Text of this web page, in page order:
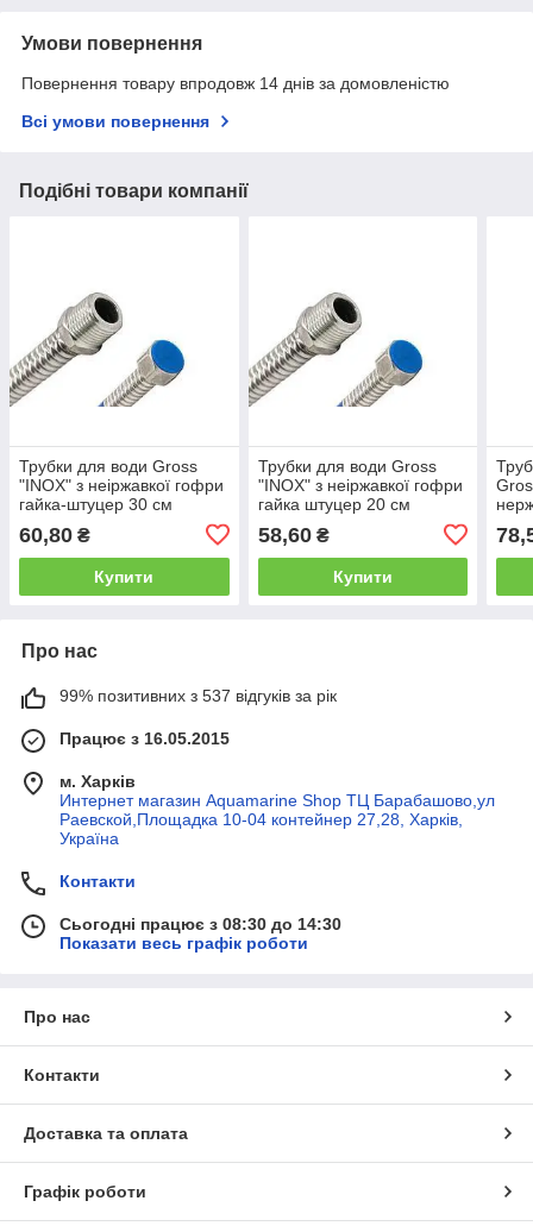
Умови повернення
Повернення товару впродовж 14 днів за домовленістю
Всі умови повернення
Подібні товари компанії
Трубки для води Gross
"INOX" з неіржавкої гофри
гайка-штуцер 30 см
60,80 ₴
Купити
Трубки для води Gross
"INOX" з неіржавкої гофри
гайка штуцер 20 см
58,60₴
Купити
Про нас
99% позитивних з 537 відгуків за рік
Працює з 16.05.2015
м. Харків
Интернет магазин Aquamarine Shop ТЦ Барабашово,ул
Раевской,Площадка 10-04 контейнер 27,28, Харків,
Україна
Контакти
Сьогодні працює з 08:30 до 14:30
Показати весь графік роботи
Про нас
Контакти
Доставка та оплата
Графік роботи